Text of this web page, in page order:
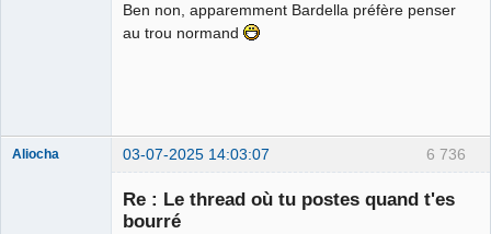
Ben non, apparemment Bardella préfère penser
au trou normand
6 736
Aliocha 03-07-2025 14:03:07
Re : Le thread où tu postes quand t'es
bourré